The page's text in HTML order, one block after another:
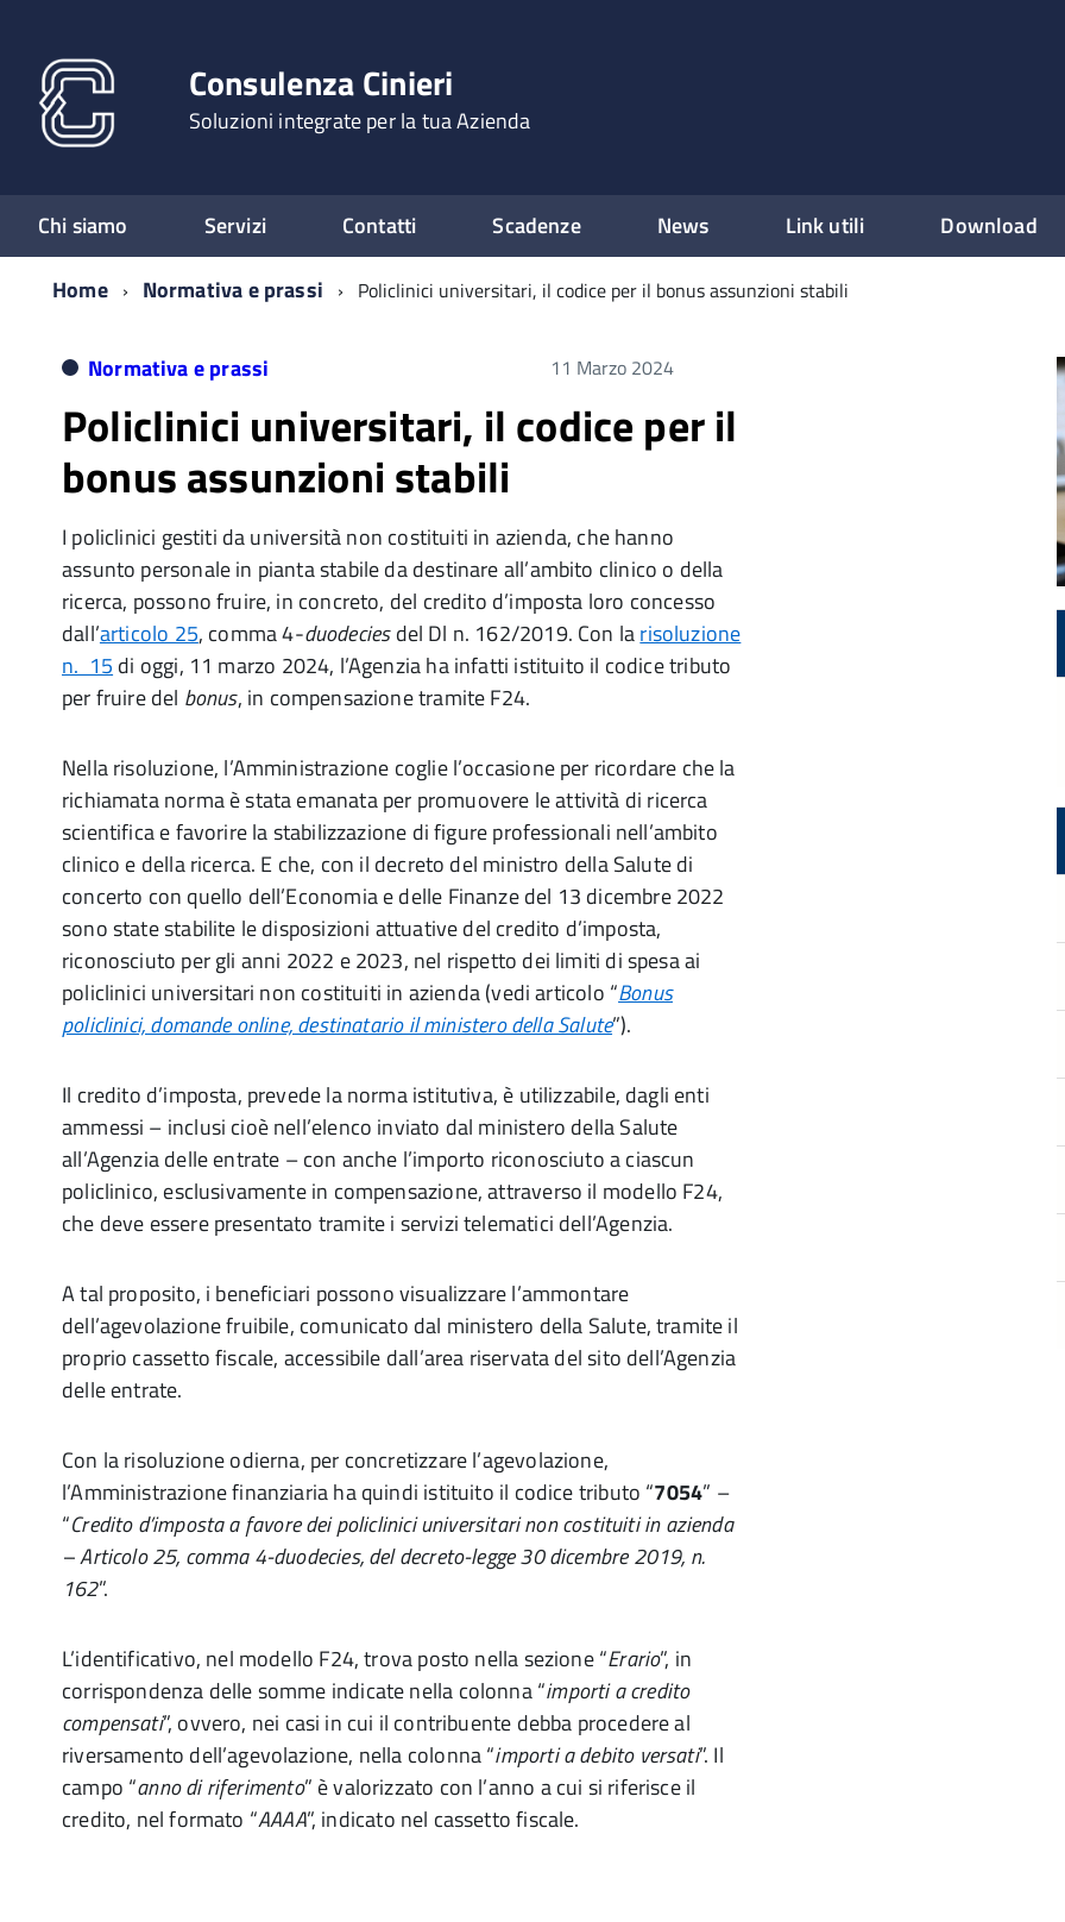
Consulenza Cinieri
Soluzioni integrate per la tua Azienda
Chi siamo Servizi Contatti Scadenze News Link utili Download
Home
Normativa e prassi Policlinici universitari, il codice per il bonus assunzioni stabili
Normativa e prassi 11 Marzo 2024
Policlinici universitari, il codice per il
bonus assunzioni stabili
I policlinici gestiti da università non costituiti in azienda, che hanno
assunto personale in pianta stabile da destinare all’ambito clinico o della
ricerca, possono fruire, in concreto, del credito d’imposta loro concesso
dall’articolo 25, comma 4-duodeciesdel Dl n. 162/2019. Con larisoluzione
n. 15 di oggi, 11 marzo 2024, l’Agenzia ha infatti istituito il codice tributo
per fruire del bonus, in compensazione tramite F24.
Nella risoluzione, l’Amministrazione coglie l’occasione per ricordare che la
richiamata norma è stata emanata per promuovere le attività di ricerca
scientifica e favorire la stabilizzazione di figure professionali nell’ambito
clinico e della ricerca. E che, con il decreto del ministro della Salute di
concerto con quello dell’Economia e delle Finanze del 13 dicembre 2022
sono state stabilite le disposizioni attuative del credito d’imposta,
riconosciuto per gli anni 2022 e 2023, nel rispetto dei limiti di spesa ai
policlinici universitari non costituiti in azienda (vedi articolo “Bonus
policlinici, domande online, destinatario il ministero della Salute”).
Il credito d’imposta, prevede la norma istitutiva, è utilizzabile, dagli enti
ammessi – inclusi cioè nell’elenco inviato dal ministero della Salute
all’Agenzia delle entrate – con anche l’importo riconosciuto a ciascun
policlinico, esclusivamente in compensazione, attraverso il modello F24,
che deve essere presentato tramite i servizi telematici dell’Agenzia.
A tal proposito, i beneficiari possono visualizzare l’ammontare
dell’agevolazione fruibile, comunicato dal ministero della Salute, tramite il
proprio cassetto fiscale, accessibile dall’area riservata del sito dell’Agenzia
delle entrate.
Con la risoluzione odierna, per concretizzare l’agevolazione,
l’Amministrazione finanziaria ha quindi istituito il codice tributo “7054” –
“Credito d’imposta a favore dei policlinici universitari non costituiti in azienda
– Articolo 25, comma 4-duodecies, del decreto-legge 30 dicembre 2019, n.
162”.
L’identificativo, nel modello F24, trova posto nella sezione “Erario”, in
corrispondenza delle somme indicate nella colonna “importi a credito
compensati”, ovvero, nei casi in cui il contribuente debba procedere al
riversamento dell’agevolazione, nella colonna “importi a debito versati”. Il
campo “anno di riferimento” è valorizzato con l’anno a cui si riferisce il
credito, nel formato “AAAA”, indicato nel cassetto fiscale.